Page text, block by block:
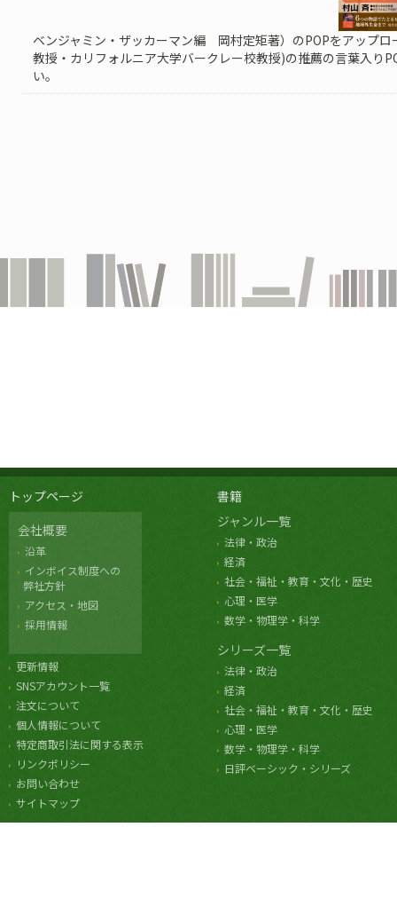
ベンジャミン・ザッカーマン編 岡村定矩著）のPOPをアップ
教授・カリフォルニア大学バークレー校教授)の推薦の言葉入り
い。
トップページ
会社概要
沿革
インボイス制度への
弊社方針
アクセス・地図
採用情報
更新情報
SNSアカウント一覧
注文について
個人情報について
特定商取引法に関する表示
リンクポリシー
お問い合わせ
サイトマップ
書籍
ジャンル一覧
法律・政治
経済
社会・福祉・教育・文化・歴史
心理・医学
数学・物理学・科学
シリーズ一覧
法律・政治
経済
社会・福祉・教育・文化・歴史
心理・医学
数学・物理学・科学
日評ベーシック・シリーズ